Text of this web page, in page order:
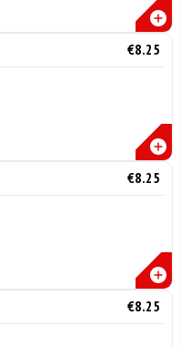
€8.25
€8.25
€8.25